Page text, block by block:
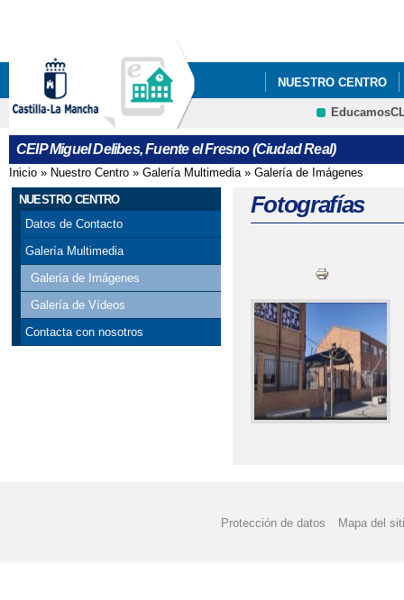
NUESTRO CENTRO
HTTPS://
CRFP
CEIP Miguel Delibes, Fuente el Fresno (Ciudad Real)
Se encuentra usted aquí
Inicio » Nuestro Centro » Galería Multimedia» Galería de Imágenes
NUESTRO CENTRO
Datos de Contacto
Galería Multimedia
Galería de Imágenes
Galería de Vídeos
Contacta con nosotros
Fotografías
Protección de datos Mapa del